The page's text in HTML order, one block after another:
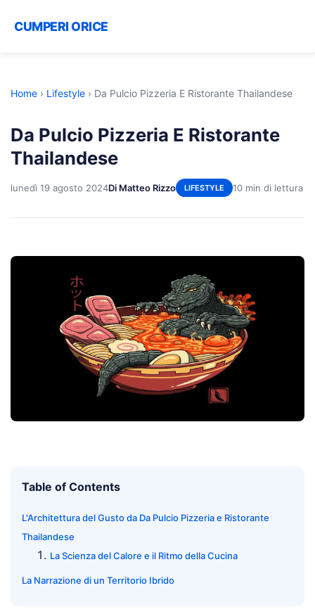
CUMPERI ORICE
Home › Lifestyle › Da Pulcio Pizzeria E Ristorante Thailandese
Da Pulcio Pizzeria E Ristorante
Thailandese
lunedì 19 agosto 2024Di Matteo Rizzo LIFESTYLE 10 min di lettura
Table of Contents
L'Architettura del Gusto da Da Pulcio Pizzeria e Ristorante
Thailandese
La Scienza del Calore e il Ritmo della Cucina
La Narrazione di un Territorio Ibrido